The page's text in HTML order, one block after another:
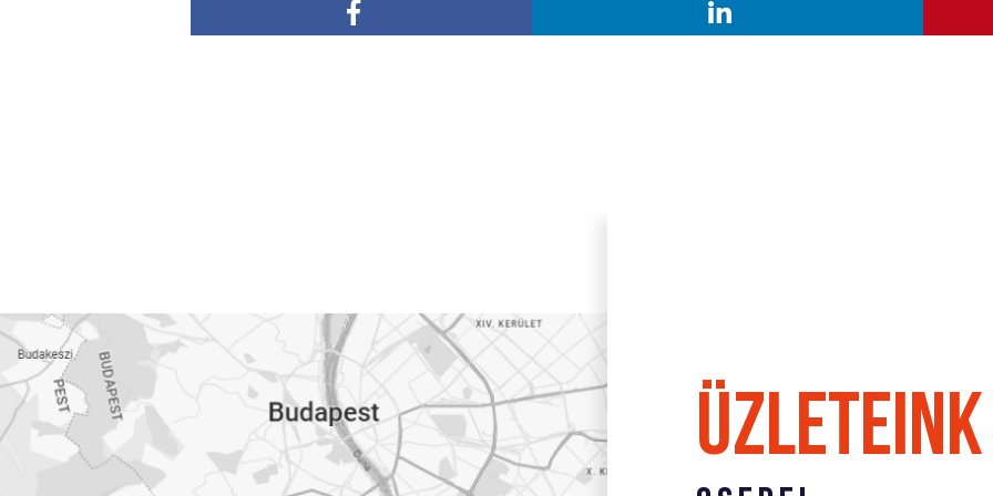
A következő szakaszban a Gere Pékség üzleteinek elérhetőségeit és nyitvatartását találja. A háttérben látható térkép
üzleteink